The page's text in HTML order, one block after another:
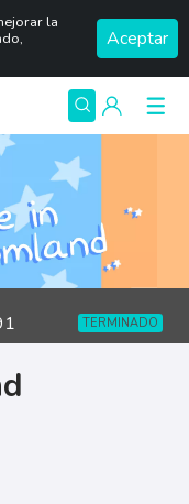
la
Aceptar
TERMINADO